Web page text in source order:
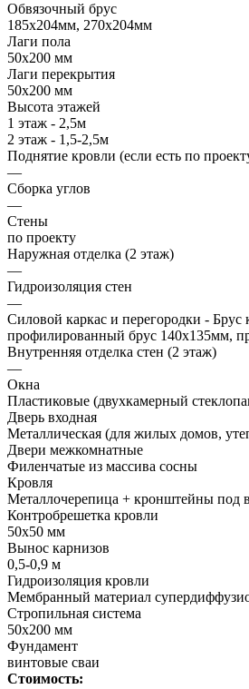
Обвязочный брус
185х204мм, 270х204мм
Лаги пола
50х200 мм
Лаги перекрытия
50х200 мм
Высота этажей
1 этаж - 2,5м
2 этаж - 1,5-2,5м
Поднятие кровли (если есть по
—
Сборка углов
—
Стены
по проекту
Наружная отделка (2 этаж)
—
Гидроизоляция стен
—
Силовой каркас и перегородки -
профилированный брус 140х135мм,
Внутренняя отделка стен (2 этаж)
—
Окна
Пластиковые (двухкамерный
Дверь входная
Металлическая (для жилых домов,
Двери межкомнатные
Филенчатые из массива сосны
Кровля
Металлочерепица + кронштейны под
Контробрешетка кровли
50х50 мм
Вынос карнизов
0,5-0,9 м
Гидроизоляция кровли
Мембранный материал
Стропильная система
50х200 мм
Фундамент
винтовые сваи
Стоимость: